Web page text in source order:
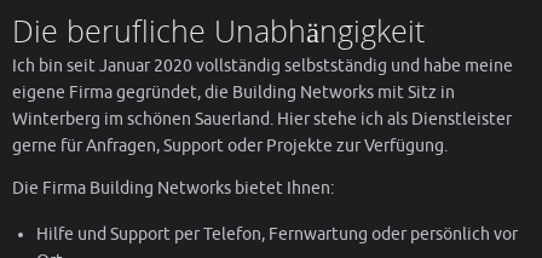
Die berufliche Unabhängigkeit
Ich bin seit Januar 2020 vollständig selbstständig und habe meine
eigene Firma gegründet, die Building Networks mit Sitz in
Winterberg im schönen Sauerland. Hier stehe ich als Dienstleister
gerne für Anfragen, Support oder Projekte zur Verfügung.
Die Firma Building Networks bietet Ihnen:
Hilfe und Support per Telefon, Fernwartung oder persönlich vor